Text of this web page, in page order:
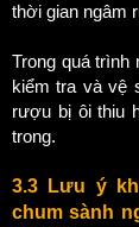
thời gian ngâm
Trong quá trình
kiểm tra và vệ
rượu bị ôi thiu
trong.
3.3 Lưu ý
chum sành